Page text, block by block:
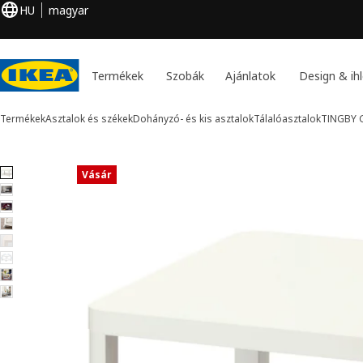
HU magyar
Termékek Szobák Ajánlatok Design &
TermékekAsztalok és székekDohányzó- és kis asztalokTálalóasztalokTINGBY
8 TINGBY kép
kihagyása Vásár